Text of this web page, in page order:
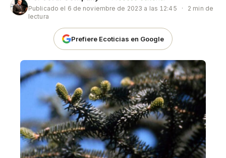
Publicado el 6 de noviembre de 2023 a las 12:45 ·
2 min de
lectura
Prefiere Ecoticias en Google